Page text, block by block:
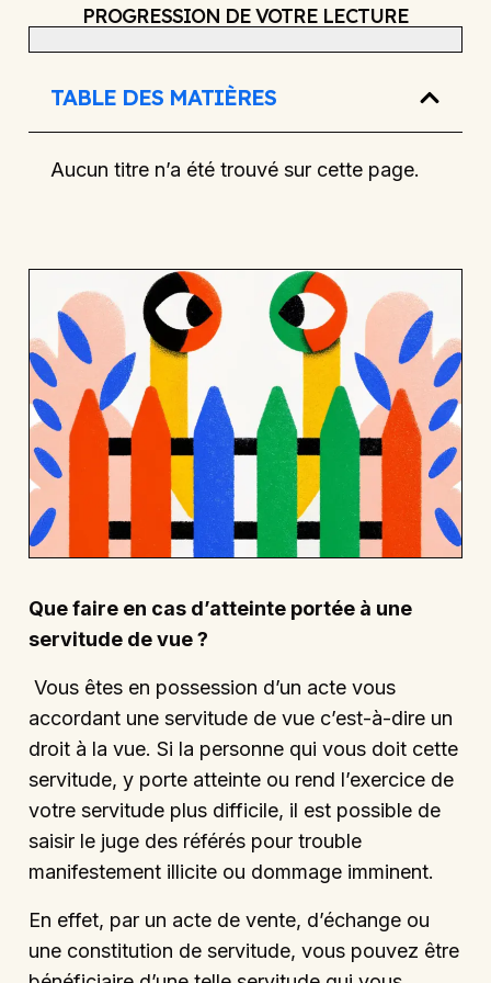
PROGRESSION DE VOTRE LECTURE
TABLE DES MATIÈRES
Aucun titre n’a été trouvé sur cette page.
Que faire en cas d’atteinte portée à une
servitude de vue ?
Vous êtes en possession d’un acte vous
accordant une servitude de vue c’est-à-dire un
droit à la vue. Si la personne qui vous doit cette
servitude, y porte atteinte ou rend l’exercice de
votre servitude plus difficile, il est possible de
saisir le juge des référés pour trouble
manifestement illicite ou dommage imminent.
En effet, par un acte de vente, d’échange ou
une constitution de servitude, vous pouvez être